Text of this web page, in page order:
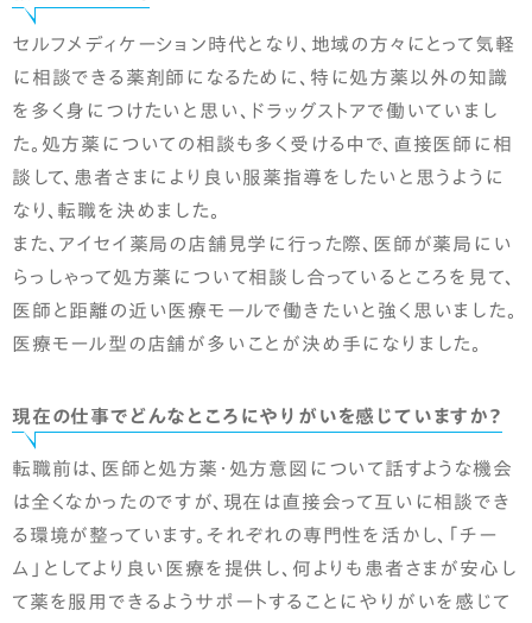
セルフメディケーション時代となり、地域の方々にとって気軽
に相談できる薬剤師になるために、特に処方薬以外の知識
を多く身につけたいと思い、ドラッグストアで働いていまし
た。処方薬についての相談も多く受ける中で、直接医師に相
談して、患者さまにより良い服薬指導をしたいと思うように
なり、転職を決めました。
また、アイセイ薬局の店舗見学に行った際、医師が薬局にい
らっしゃって処方薬について相談し合っているところを見て、
医師と距離の近い医療モールで働きたいと強く思いました。
医療モール型の店舗が多いことが決め手になりました。
現在の仕事でどんなところにやりがいを感じていますか？
転職前は、医師と処方薬・処方意図について話すような機会
は全くなかったのですが、現在は直接会って互いに相談でき
る環境が整っています。それぞれの専門性を活かし、「チー
ム」としてより良い医療を提供し、何よりも患者さまが安心し
て薬を服用できるようサポートすることにやりがいを感じて